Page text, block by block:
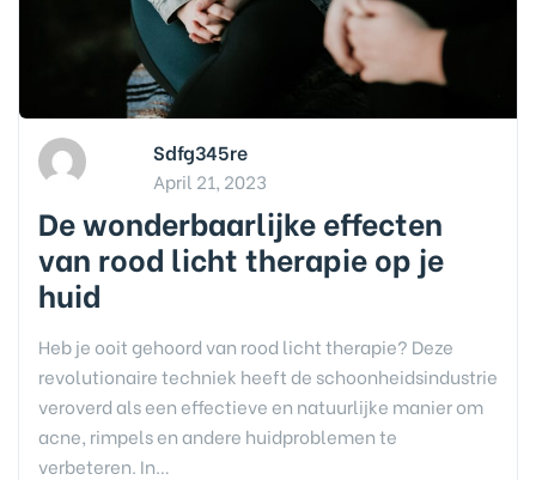
Sdfg345re
April 21, 2023
De wonderbaarlijke effecten
van rood licht therapie op je
huid
Heb je ooit gehoord van rood licht therapie? Deze
revolutionaire techniek heeft de schoonheidsindustrie
veroverd als een effectieve en natuurlijke manier om
acne, rimpels en andere huidproblemen te
verbeteren. In…